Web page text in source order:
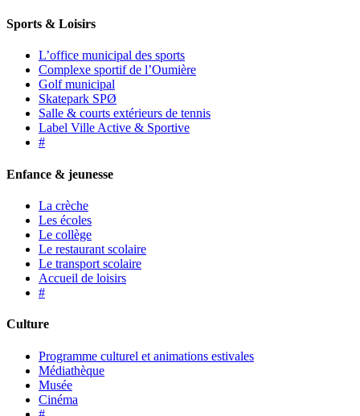
Sports & Loisirs
L’office municipal des sports
Complexe sportif de l’Oumière
Golf municipal
Skatepark SPØ
Salle & courts extérieurs de tennis
Label Ville Active & Sportive
#
Enfance & jeunesse
La crèche
Les écoles
Le collège
Le restaurant scolaire
Le transport scolaire
Accueil de loisirs
#
Culture
Programme culturel et animations estivales
Médiathèque
Musée
Cinéma